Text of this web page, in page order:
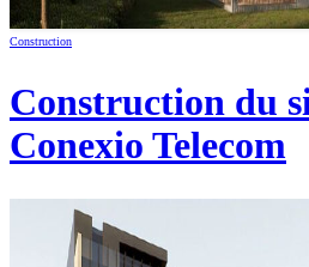
Construction
Construction du
Conexio Telecom